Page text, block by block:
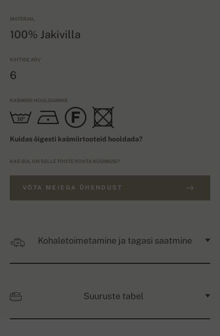
MATERJAL
100% Jakivilla
KIHTIDE ARV
6
KAŠMIIRI HOOLDAMINE
Kuidas õigesti kašmiirtooteid hooldada?
KAS SUL ON SELLE TOOTE KOHTA KÜSIMUSI?
VÕTA MEIEGA ÜHENDUST
Kohaletoimetamine ja tagasi saatmine
Suuruste tabel